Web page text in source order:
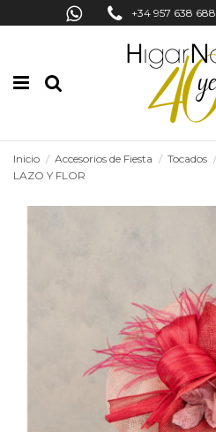
+34 957 638 688
Inicio Accesorios de Fiesta Tocados
LAZO Y FLOR